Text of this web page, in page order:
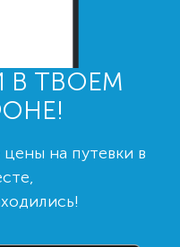
В ТВОЕМ
на путевки в